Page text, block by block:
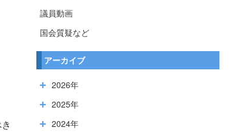
議員動画
国会質疑など
アーカイブ
2026年
2025年
2024年